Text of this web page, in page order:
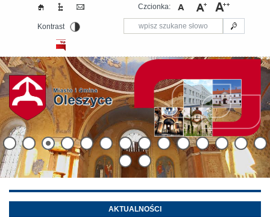
Czcionka:
Kontrast
AKTUALNOŚCI